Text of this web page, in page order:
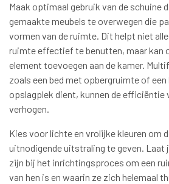
Maak optimaal gebruik van de schuine
gemaakte meubels te overwegen die
vormen van de ruimte. Dit helpt niet
ruimte effectief te benutten, maar kan
element toevoegen aan de kamer.
zoals een bed met opbergruimte of een
opslagplek dient, kunnen de efficiëntie
verhogen.
Kies voor lichte en vrolijke kleuren om
uitnodigende uitstraling te geven. Laat
zijn bij het inrichtingsproces om een
van hen is en waarin ze zich helemaal